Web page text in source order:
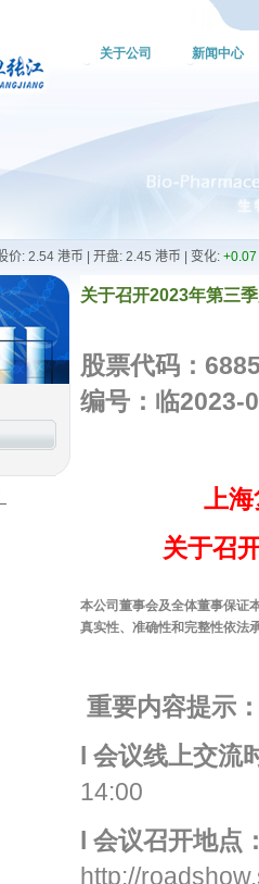
关于公司 新闻中心
关于召开2023年第三
股票代码
编号：临2023-
上
关于召
本公司董事会及全体董事保证
真实性、准确性和完整性依法
重要内容提示
l 会议线上交流
14:00
l 会议召开地点
http://